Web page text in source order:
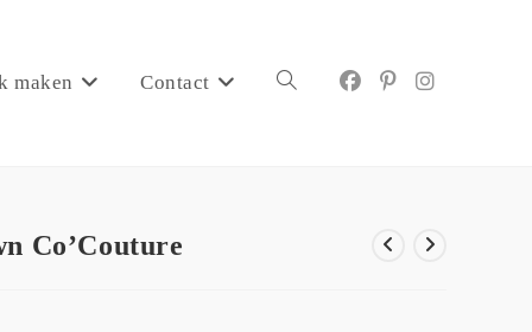
maken Contact
Co’Couture